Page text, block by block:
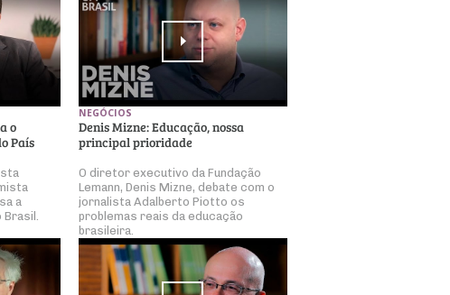
o
País
a
NEGÓCIOS
Denis Mizne: Educação, nossa
principal prioridade
O diretor executivo da Fundação
Lemann, Denis Mizne, debate com o
jornalista Adalberto Piotto os
problemas reais da educação
brasileira.